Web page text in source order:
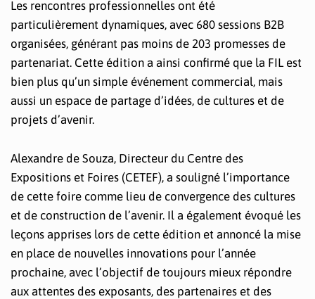
Les rencontres professionnelles ont été
particulièrement dynamiques, avec 680 sessions B2B
organisées, générant pas moins de 203 promesses de
partenariat. Cette édition a ainsi confirmé que la FIL est
bien plus qu’un simple événement commercial, mais
aussi un espace de partage d’idées, de cultures et de
projets d’avenir.
Alexandre de Souza, Directeur du Centre des
Expositions et Foires (CETEF), a souligné l’importance
de cette foire comme lieu de convergence des cultures
et de construction de l’avenir. Il a également évoqué les
leçons apprises lors de cette édition et annoncé la mise
en place de nouvelles innovations pour l’année
prochaine, avec l’objectif de toujours mieux répondre
aux attentes des exposants, des partenaires et des